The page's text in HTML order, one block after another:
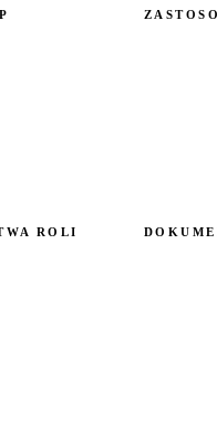
ROLI